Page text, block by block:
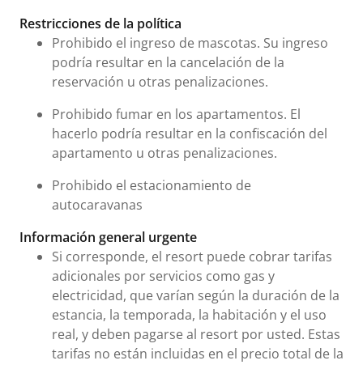
Restricciones de la política
Prohibido el ingreso de mascotas. Su ingreso
podría resultar en la cancelación de la
reservación u otras penalizaciones.
Prohibido fumar en los apartamentos. El
hacerlo podría resultar en la confiscación del
apartamento u otras penalizaciones.
Prohibido el estacionamiento de
autocaravanas
Información general urgente
Si corresponde, el resort puede cobrar tarifas
adicionales por servicios como gas y
electricidad, que varían según la duración de la
estancia, la temporada, la habitación y el uso
real, y deben pagarse al resort por usted. Estas
tarifas no están incluidas en el precio total de la